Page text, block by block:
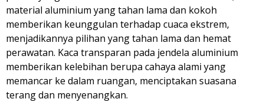
material aluminium yang tahan lama dan kokoh
memberikan keunggulan terhadap cuaca ekstrem,
menjadikannya pilihan yang tahan lama dan hemat
perawatan. Kaca transparan pada jendela aluminium
memberikan kelebihan berupa cahaya alami yang
memancar ke dalam ruangan, menciptakan suasana
terang dan menyenangkan.